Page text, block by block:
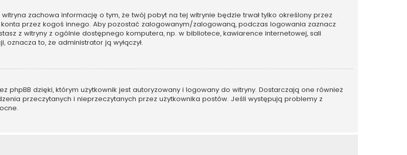
witryna zachowa informację o tym, że twój pobyt na tej witrynie będzie trwał tylko określony przez
przez kogoś innego. Aby pozostać zalogowanym/zalogowaną, podczas logowania zaznacz
z witryny z ogólnie dostępnego komputera, np. w bibliotece, kawiarence internetowej, sali
to, że administrator ją wyłączył.
phpBB dzięki, którym użytkownik jest autoryzowany i logowany do witryny. Dostarczają one również
przeczytanych i nieprzeczytanych przez użytkownika postów. Jeśli występują problemy z